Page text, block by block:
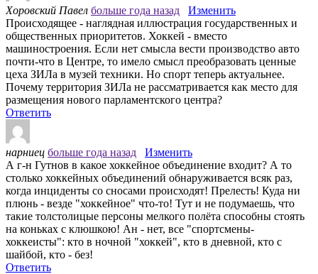
Хоровский Павел больше года назад
Изменить
Происходящее - наглядная иллюстрация государственных и
общественных приоритетов. Хоккей - вместо
машиностроения. Если нет смысла вести производство авто
почти-что в Центре, то имело смысл преобразовать ценные
цеха ЗИЛа в музей техники. Но спорт теперь актуальнее.
Почему территория ЗИЛа не рассматривается как место для
размещения нового парламентского центра?
Ответить
нарниец больше года назад
Изменить
А г-н Гутнов в какое хоккейное объединение входит? А то
столько хоккейных объединений обнаруживается всяк раз,
когда инциденты со сносами происходят! Прелесть! Куда ни
плюнь - везде "хоккейное" что-то! Тут и не подумаешь, что
такие толстолицые персоны мелкого полёта способны стоять
на коньках с клюшкою! Ан - нет, все "спортсмены-
хоккеисты": кто в ночной "хоккей", кто в дневной, кто с
шайбой, кто - без!
Ответить